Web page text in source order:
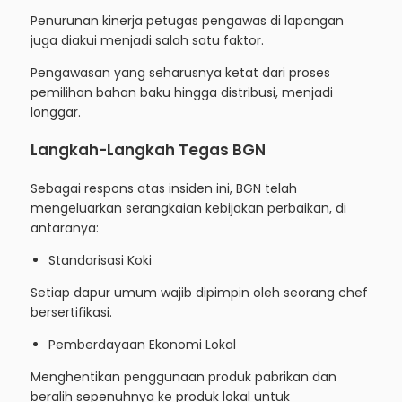
Penurunan kinerja petugas pengawas di lapangan
juga diakui menjadi salah satu faktor.
Pengawasan yang seharusnya ketat dari proses
pemilihan bahan baku hingga distribusi, menjadi
longgar.
Langkah-Langkah Tegas BGN
Sebagai respons atas insiden ini, BGN telah
mengeluarkan serangkaian kebijakan perbaikan, di
antaranya:
Standarisasi Koki
Setiap dapur umum wajib dipimpin oleh seorang chef
bersertifikasi.
Pemberdayaan Ekonomi Lokal
Menghentikan penggunaan produk pabrikan dan
beralih sepenuhnya ke produk lokal untuk